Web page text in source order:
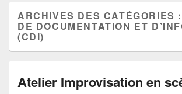
ARCHIVES DES CATÉGORIES :
DE DOCUMENTATION ET
(CDI)
Atelier Improvisation en